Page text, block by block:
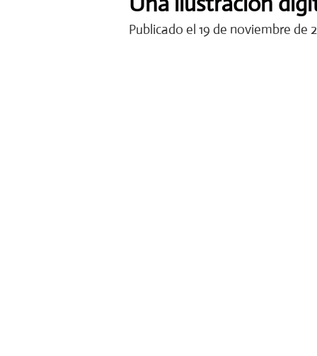
Publicado el 19 de noviembre de